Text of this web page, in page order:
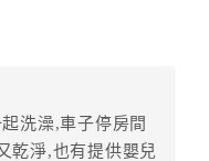
店）
洗澡,車子停房間
乾淨,也有提供嬰兒